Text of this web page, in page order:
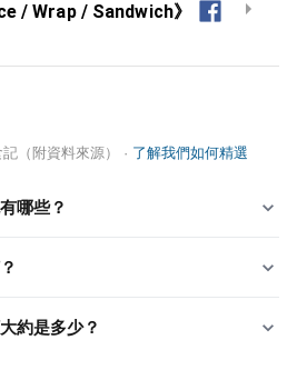
/ Wrap / Sandwich》
（附資料來源） · 了解我們如何精選
哪些？
約是多少？